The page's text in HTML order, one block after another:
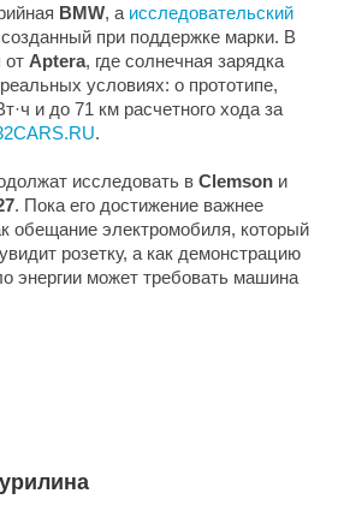
BMW, а исследовательский
при поддержке марки. В
от Aptera, где солнечная зарядка
условиях: о прототипе,
и до 71 км расчетного хода за
.
исследовать в Clemson и
. Пока его достижение важнее
обещание электромобиля, который
розетку, а как демонстрацию
энергии может требовать машина